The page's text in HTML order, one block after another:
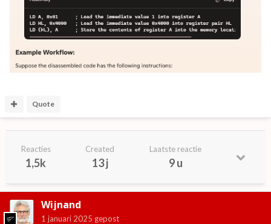
Quote
Reacties
1,5k
Created
13 j
Laatste reactie
9 u
Wijnand
1 januari 2025 gepost